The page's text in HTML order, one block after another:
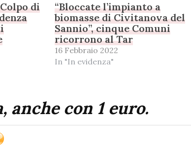
Colpo di
“Bloccate l’impianto a
biomasse di Civitanova del
Sannio”, cinque Comuni
ricorrono al Tar
16 Febbraio 2022
In "In evidenza"
anche con 1 euro.